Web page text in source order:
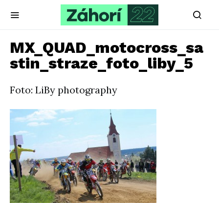
MX_QUAD_motocross_sa
stin_straze_foto_liby_5
Foto: LiBy photography